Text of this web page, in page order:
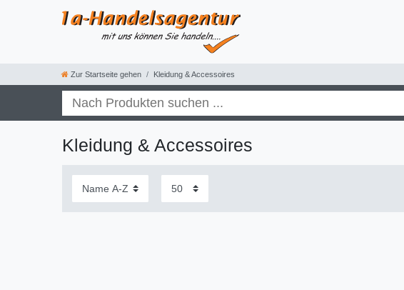
Zur Startseite gehen Kleidung & Accessoires
Kleidung & Accessoires